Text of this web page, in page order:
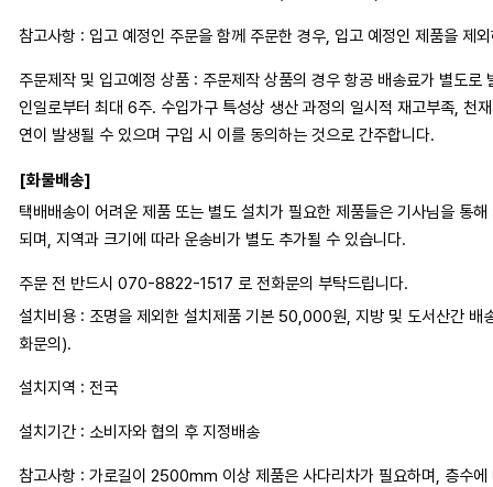
참고사항 : 입고 예정인 주문을 함께 주문한 경우, 입고 예정인 제품을 제
주문제작 및 입고예정 상품 : 주문제작 상품의 경우 항공 배송료가 별도로
인일로부터 최대 6주. 수입가구 특성상 생산 과정의 일시적 재고부족, 천
연이 발생될 수 있으며 구입 시 이를 동의하는 것으로 간주합니다.
[화물배송]
택배배송이 어려운 제품 또는 별도 설치가 필요한 제품들은 기사님을 통
되며, 지역과 크기에 따라 운송비가 별도 추가될 수 있습니다.
주문 전 반드시 070-8822-1517 로 전화문의 부탁드립니다.
설치비용 : 조명을 제외한 설치제품 기본 50,000원, 지방 및 도서산간 배
화문의).
설치지역 : 전국
설치기간 : 소비자와 협의 후 지정배송
참고사항 : 가로길이 2500mm 이상 제품은 사다리차가 필요하며, 층수